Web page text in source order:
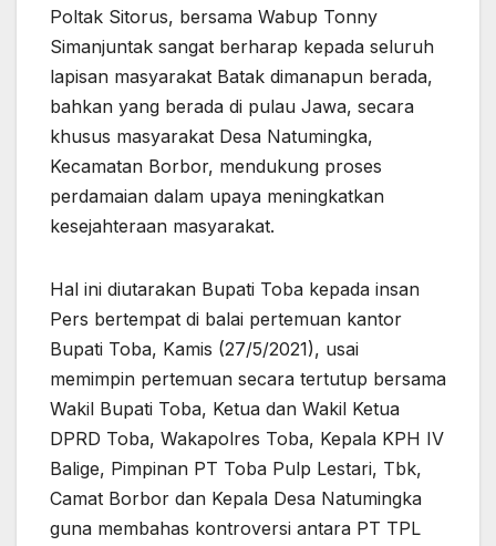
Poltak Sitorus, bersama Wabup Tonny
Simanjuntak sangat berharap kepada seluruh
lapisan masyarakat Batak dimanapun berada,
bahkan yang berada di pulau Jawa, secara
khusus masyarakat Desa Natumingka,
Kecamatan Borbor, mendukung proses
perdamaian dalam upaya meningkatkan
kesejahteraan masyarakat.
Hal ini diutarakan Bupati Toba kepada insan
Pers bertempat di balai pertemuan kantor
Bupati Toba, Kamis (27/5/2021), usai
memimpin pertemuan secara tertutup bersama
Wakil Bupati Toba, Ketua dan Wakil Ketua
DPRD Toba, Wakapolres Toba, Kepala KPH IV
Balige, Pimpinan PT Toba Pulp Lestari, Tbk,
Camat Borbor dan Kepala Desa Natumingka
guna membahas kontroversi antara PT TPL